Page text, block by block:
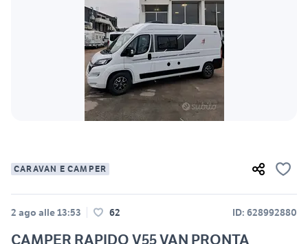
CARAVAN E CAMPER
2 ago alle 13:53 62 ID: 628992880
CAMPER RAPIDO V55 VAN PRONTA